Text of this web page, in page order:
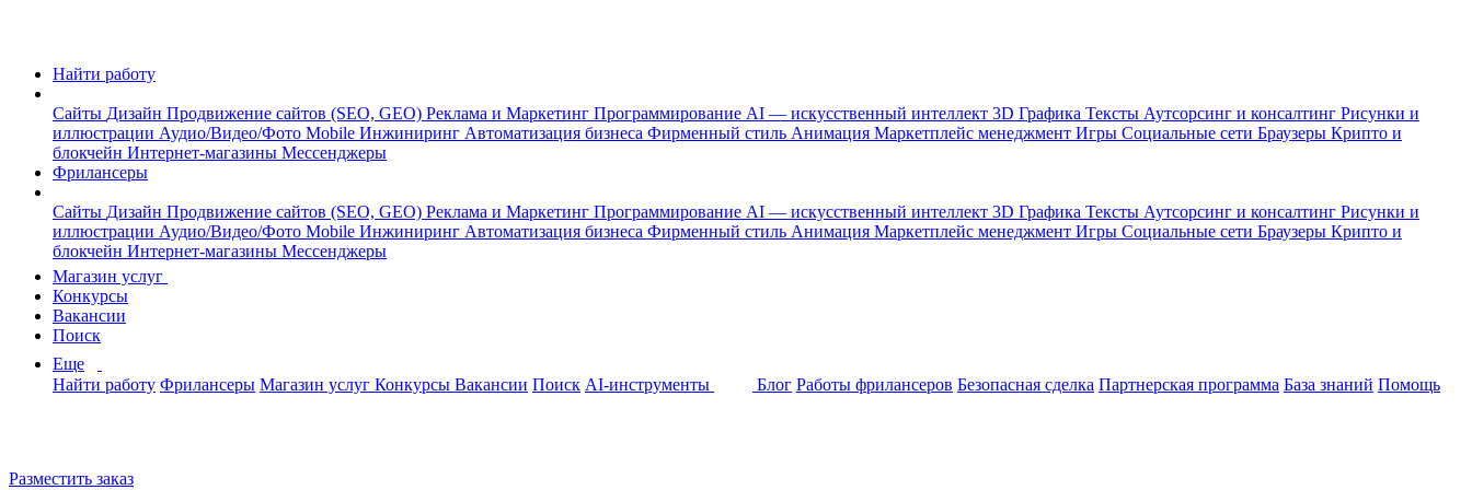
Найти работу
Сайты Дизайн Продвижение сайтов (SEO, GEO) Реклама и Маркетинг Программирование AI — искусственный интеллект 3D Графика Тексты Аутсорсинг и консалтинг Рисунки и
иллюстрации Аудио/Видео/Фото Mobile Инжиниринг Автоматизация бизнеса Фирменный стиль Анимация Маркетплейс менеджмент Игры Социальные сети Браузеры Крипто и
блокчейн Интернет-магазины Мессенджеры
Фрилансеры
Сайты Дизайн Продвижение сайтов (SEO, GEO) Реклама и Маркетинг Программирование AI — искусственный интеллект 3D Графика Тексты Аутсорсинг и консалтинг Рисунки и
иллюстрации Аудио/Видео/Фото Mobile Инжиниринг Автоматизация бизнеса Фирменный стиль Анимация Маркетплейс менеджмент Игры Социальные сети Браузеры Крипто и
блокчейн Интернет-магазины Мессенджеры
Магазин услуг
Конкурсы
Вакансии
Поиск
Еще
Найти работу Фрилансеры Магазин услуг Конкурсы Вакансии Поиск AI-инструменты Блог Работы фрилансеров Безопасная сделка Партнерская программа База знаний Помощь
Разместить заказ